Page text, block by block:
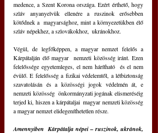
medence, a Szent Korona országa. Ezért érthető, hogy
szláv anyanyelvük ellenére a ruszinok erősebben
kötődnek a  magyarsághoz, mint a környezetükben élő
szláv népekhez, a szlovákokhoz,  ukránokhoz.
Végül, de legfőképpen, a magyar nemzet felelős a
Kárpátalján élő magyar  nemzeti közösség iránt. Ezen
felelőssége egyetemleges, el nem hárítható  és el nem
évülő. E felelősség a fizikai védelemtől, a létbiztonság
szavatolásán és a közösségi jogok védelmén át, e
nemzeti közösség  önkormányzati jogának elismeréséig
terjed ki, hiszen a kárpátaljai  magyar nemzeti közösség
a magyar nemzet elidegeníthetetlen része.
Amennyiben  Kárpátalja népei – ruszinok, ukránok,